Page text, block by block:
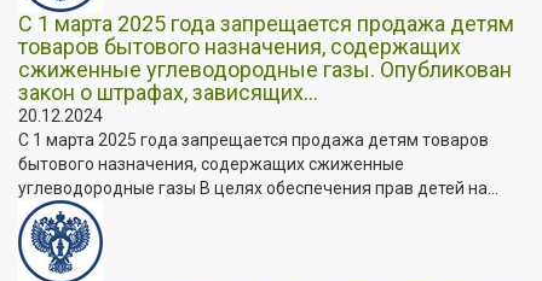
С 1 марта 2025 года запрещается продажа детям
товаров бытового назначения, содержащих
сжиженные углеводородные газы. Опубликован
закон о штрафах, зависящих...
20.12.2024
С 1 марта 2025 года запрещается продажа детям товаров
бытового назначения, содержащих сжиженные
углеводородные газы В целях обеспечения прав детей на...